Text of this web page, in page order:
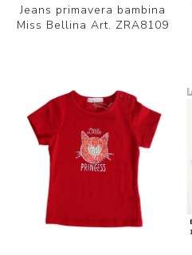
Jeans primavera bambina
Miss Bellina Art. ZRA8109